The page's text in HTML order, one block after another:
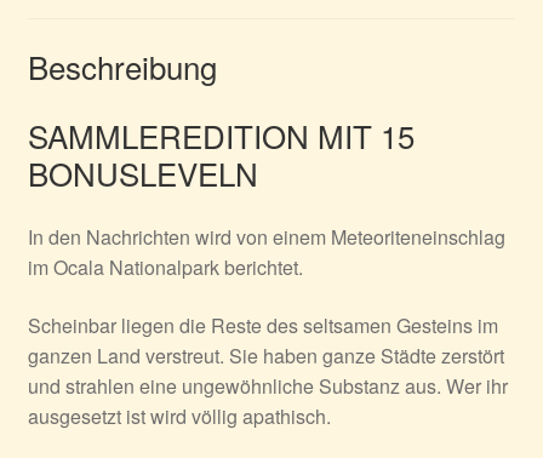
Beschreibung
SAMMLEREDITION MIT 15
BONUSLEVELN
In den Nachrichten wird von einem Meteoriteneinschlag
im Ocala Nationalpark berichtet.
Scheinbar liegen die Reste des seltsamen Gesteins im
ganzen Land verstreut. Sie haben ganze Städte zerstört
und strahlen eine ungewöhnliche Substanz aus. Wer ihr
ausgesetzt ist wird völlig apathisch.